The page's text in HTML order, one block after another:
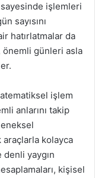
işlemleri
sayısını
hatırlatmalar da
önemli günleri asla
işlem
anlarını takip
kolayca
denli yaygın
kişisel